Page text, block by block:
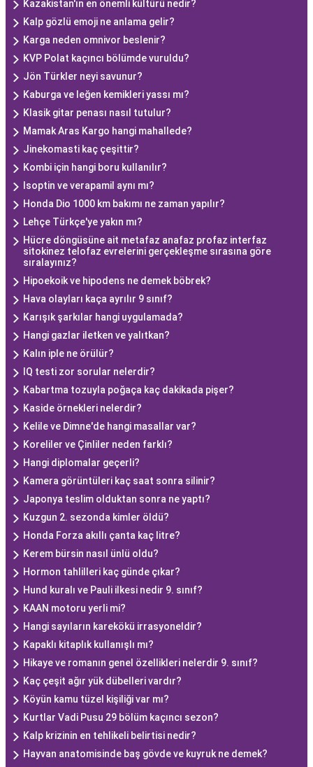
Kazakistan'ın en önemli kültürü nedir?
Kalp gözlü emoji ne anlama gelir?
Karga neden omnivor beslenir?
KVP Polat kaçıncı bölümde vuruldu?
Jön Türkler neyi savunur?
Kaburga ve leğen kemikleri yassı mı?
Klasik gitar penası nasıl tutulur?
Mamak Aras Kargo hangi mahallede?
Jinekomasti kaç çeşittir?
Kombi için hangi boru kullanılır?
Isoptin ve verapamil aynı mı?
Honda Dio 1000 km bakımı ne zaman yapılır?
Lehçe Türkçe'ye yakın mı?
Hücre döngüsüne ait metafaz anafaz profaz interfaz
sitokinez telofaz evrelerini gerçekleşme sırasına göre
sıralayınız?
Hipoekoik ve hipodens ne demek böbrek?
Hava olayları kaça ayrılır 9 sınıf?
Karışık şarkılar hangi uygulamada?
Hangi gazlar iletken ve yalıtkan?
Kalın iple ne örülür?
IQ testi zor sorular nelerdir?
Kabartma tozuyla poğaça kaç dakikada pişer?
Kaside örnekleri nelerdir?
Kelile ve Dimne'de hangi masallar var?
Koreliler ve Çinliler neden farklı?
Hangi diplomalar geçerli?
Kamera görüntüleri kaç saat sonra silinir?
Japonya teslim olduktan sonra ne yaptı?
Kuzgun 2. sezonda kimler öldü?
Honda Forza akıllı çanta kaç litre?
Kerem bürsin nasıl ünlü oldu?
Hormon tahlilleri kaç günde çıkar?
Hund kuralı ve Pauli ilkesi nedir 9. sınıf?
KAAN motoru yerli mi?
Hangi sayıların karekökü irrasyoneldir?
Kapaklı kitaplık kullanışlı mı?
Hikaye ve romanın genel özellikleri nelerdir 9. sınıf?
Kaç çeşit ağır yük dübelleri vardır?
Köyün kamu tüzel kişiliği var mı?
Kurtlar Vadi Pusu 29 bölüm kaçıncı sezon?
Kalp krizinin en tehlikeli belirtisi nedir?
Hayvan anatomisinde baş gövde ve kuyruk ne demek?